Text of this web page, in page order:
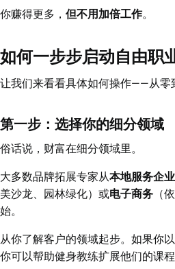
你赚得更多， 但不用加倍工作。
如何一步步启动自由职
让我们来看看具体如何操作——从零
第一步：选择你的细分领域
俗话说，财富在细分领域里。
大多数品牌拓展专家从本地服务企业
美沙龙、园林绿化）或电子商务 （
始。
从你了解客户的领域起步。如果你
你可以帮助健身教练扩展他们的课程